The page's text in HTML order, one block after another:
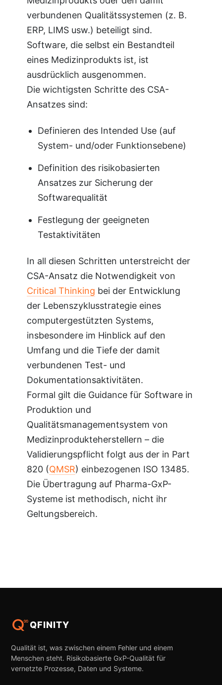
verbundenen Qualitätssystemen (z. B.
ERP, LIMS usw.) beteiligt sind.
Software, die selbst ein Bestandteil
eines Medizinprodukts ist, ist
ausdrücklich ausgenommen.
Die wichtigsten Schritte des CSA-
Ansatzes sind:
Definieren des Intended Use (auf
System- und/oder Funktionsebene)
Definition des risikobasierten
Ansatzes zur Sicherung der
Softwarequalität
Festlegung der geeigneten
Testaktivitäten
In all diesen Schritten unterstreicht der
CSA-Ansatz die Notwendigkeit von
Critical Thinking bei der Entwicklung
der Lebenszyklusstrategie eines
computergestützten Systems,
insbesondere im Hinblick auf den
Umfang und die Tiefe der damit
verbundenen Test- und
Dokumentationsaktivitäten.
Formal gilt die Guidance für Software in
Produktion und
Qualitätsmanagementsystem von
Medizinprodukteherstellern – die
Validierungspflicht folgt aus der in Part
820 (QMSR) einbezogenen ISO 13485.
Die Übertragung auf Pharma-GxP-
Systeme ist methodisch, nicht ihr
Geltungsbereich.
QFINITY
Qualität ist, was zwischen einem Fehler und einem
Menschen steht. Risikobasierte GxP-Qualität für
vernetzte Prozesse, Daten und Systeme.